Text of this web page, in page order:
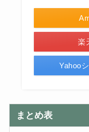
楽
Yahoo
まとめ表